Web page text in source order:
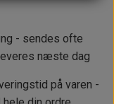
- sendes ofte
næste dag
på varen -